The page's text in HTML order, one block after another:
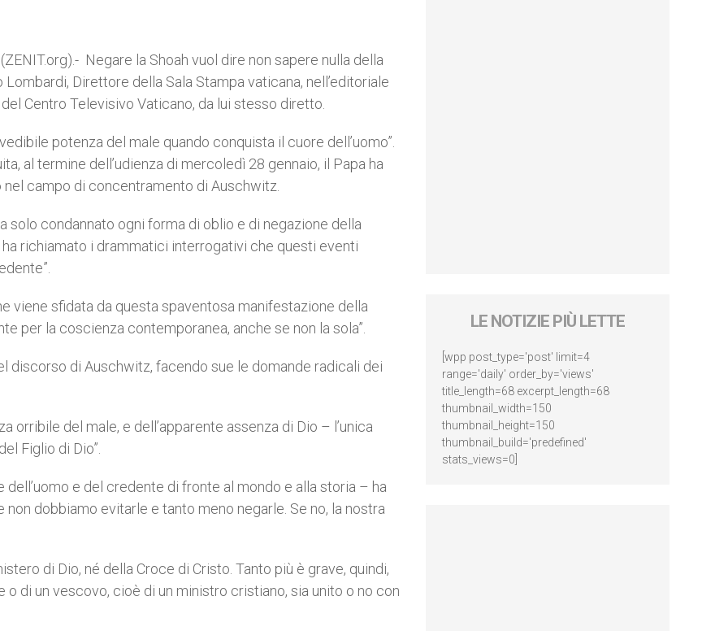
Negare la Shoah vuol dire non sapere nulla della
Direttore della Sala Stampa vaticana, nell’editoriale
del Centro Televisivo Vaticano, da lui stesso diretto.
potenza del male quando conquista il cuore dell’uomo”.
al termine dell’udienza di mercoledì 28 gennaio, il Papa ha
campo di concentramento di Auschwitz.
solo condannato ogni forma di oblio e di negazione della
richiamato i drammatici interrogativi che questi eventi
viene sfidata da questa spaventosa manifestazione della
per la coscienza contemporanea, anche se non la sola”.
discorso di Auschwitz, facendo sue le domande radicali dei
del male, e dell’apparente assenza di Dio – l’unica
Figlio di Dio”.
e del credente di fronte al mondo e alla storia – ha
dobbiamo evitarle e tanto meno negarle. Se no, la nostra
di Dio, né della Croce di Cristo. Tanto più è grave, quindi,
di un vescovo, cioè di un ministro cristiano, sia unito o no con
LE NOTIZIE PIÙ LETTE
[wpp post_type='post' limit=4
range='daily' order_by='views'
title_length=68 excerpt_length=68
thumbnail_width=150
thumbnail_height=150
thumbnail_build='predefined'
stats_views=0]